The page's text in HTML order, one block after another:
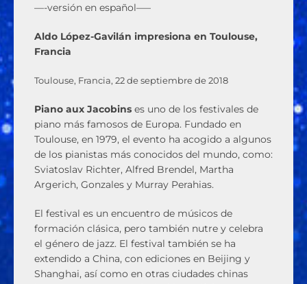
—-versión en español—–
Aldo López-Gavilán impresiona en Toulouse,
Francia
Toulouse, Francia, 22 de septiembre de 2018
Piano aux Jacobins es uno de los festivales de
piano más famosos de Europa. Fundado en
Toulouse, en 1979, el evento ha acogido a algunos
de los pianistas más conocidos del mundo, como:
Sviatoslav Richter, Alfred Brendel, Martha
Argerich, Gonzales y Murray Perahias.
El festival es un encuentro de músicos de
formación clásica, pero también nutre y celebra
el género de jazz. El festival también se ha
extendido a China, con ediciones en Beijing y
Shanghai, así como en otras ciudades chinas